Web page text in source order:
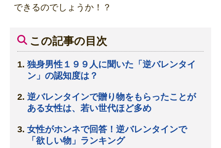
できるのでしょうか！？
この記事の目次
独身男性１９９人に聞いた「逆バレンタイ
ン」の認知度は？
逆バレンタインで贈り物をもらったことが
ある女性は、若い世代ほど多め
女性がホンネで回答！逆バレンタインで
「欲しい物」ランキング